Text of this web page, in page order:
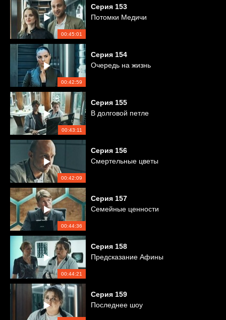
00:45:01
Серия 153
Потомки Медичи
00:42:59
Серия 154
Очередь на жизнь
00:43:11
Серия 155
В долговой петле
00:42:09
Серия 156
Смертельные цветы
00:44:36
Серия 157
Семейные ценности
00:44:21
Серия 158
Предсказание Афины
Серия 159
Последнее шоу